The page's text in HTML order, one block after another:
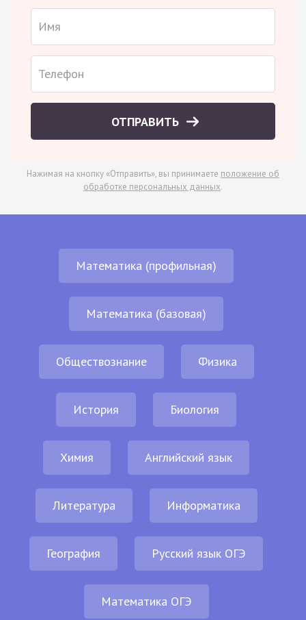
ОТПРАВИТЬ
Нажимая на кнопку «Отправить», вы принимаете положение об
обработке персональных данных.
Математика (профильная)
Математика (базовая)
Обществознание Физика
История Биология
Химия Английский язык
Литература Информатика
География Русский язык ОГЭ
Математика ОГЭ